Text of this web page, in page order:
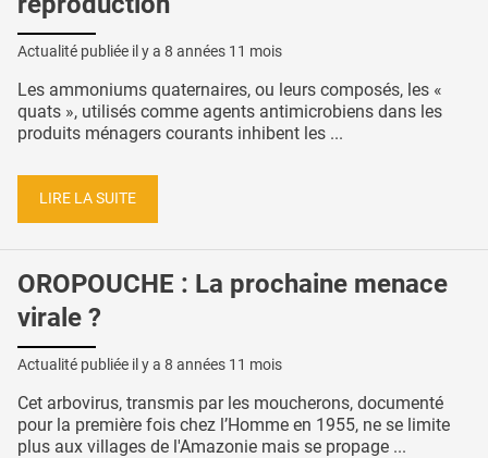
Actualité publiée il y a 8 années 11 mois
Les ammoniums quaternaires, ou leurs composés, les «
quats », utilisés comme agents antimicrobiens dans les
produits ménagers courants inhibent les ...
LIRE LA SUITE
OROPOUCHE : La prochaine menace
virale ?
Actualité publiée il y a 8 années 11 mois
Cet arbovirus, transmis par les moucherons, documenté
pour la première fois chez l’Homme en 1955, ne se limite
plus aux villages de l'Amazonie mais se propage ...